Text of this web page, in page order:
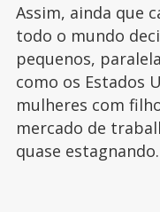
Assim, ainda que
todo o mundo
pequenos,
como os Estados
mulheres com
mercado de
quase estagnando.